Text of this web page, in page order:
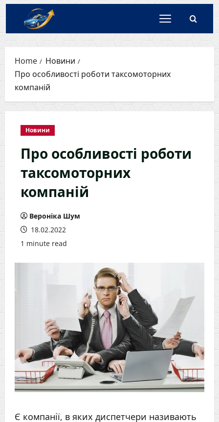
Skip
to
content
Home
Новини
Про особливості роботи таксомоторних
компаній
Новини
Про особливості роботи
таксомоторних
компаній
Вероніка Шум
18.02.2022
1 minute read
Є компанії, в яких диспетчери називають